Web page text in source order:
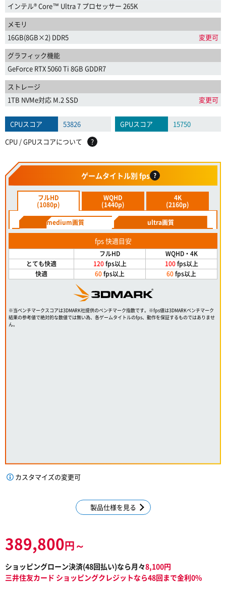
インテル® Core™ Ultra 7 プロセッサー 265K
メモリ
16GB(8GB×2) DDR5
変更可
グラフィック機能
GeForce RTX 5060 Ti 8GB GDDR7
ストレージ
1TB NVMe対応 M.2 SSD
変更可
CPUスコア 53826 GPUスコア
15750
CPU / GPUスコアについて
?
ゲームタイトル別 fps ?
フルHD
(1080p)
WQHD
(1440p)
4K
(2160p)
medium画質
ultra画質
fps 快適目安
フルHD
WQHD・4K
とても快適
120fps以上 100fps以上
快適
60fps以上 60fps以上
※当ベンチマークスコアは3DMARK社提供のベンチマーク指数です。※fps値は3DMARKベンチマーク
結果の参考値で絶対的な数値では無い為、各ゲームタイトルのfps、動作を保証するものではありませ
ん。
カスタマイズの変更可
製品仕様を見る
389,800円～
ショッピングローン決済(48回払い)なら月々8,100円
三井住友カード ショッピングクレジットなら48回まで金利0%